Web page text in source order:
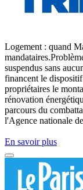
Logement : quand
suspendus sans
financent le
propriétaires le
rénovation
parcours du
l'Agence nationale
En savoir plus